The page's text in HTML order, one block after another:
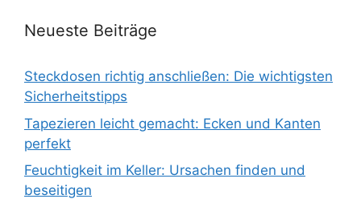
Neueste Beiträge
Steckdosen richtig anschließen: Die wichtigsten
Sicherheitstipps
Tapezieren leicht gemacht: Ecken und Kanten
perfekt
Feuchtigkeit im Keller: Ursachen finden und
beseitigen